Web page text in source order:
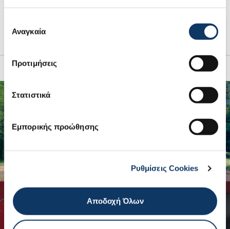
συγκατάθεσης
Αναγκαία
Προτιμήσεις
Στατιστικά
Εμπορικής προώθησης
Ρυθμίσεις Cookies
Αποδοχή Όλων
ΚΙΝΗΤΗΡΑΣ 1.4L BOOSTERJET HYBRID 48V ALLGRIP
ΑΞΕΣΟΥΑΡ